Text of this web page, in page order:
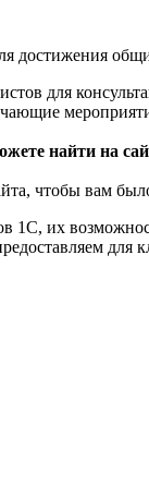
достижения
для
найти на
чтобы вам
1С, их
для